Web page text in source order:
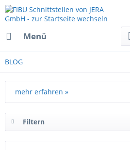
Menü
BLOG
mehr erfahren »
Filtern